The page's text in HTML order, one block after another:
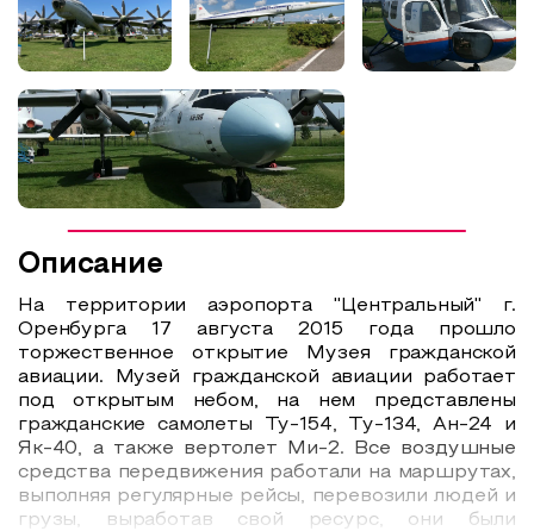
Описание
На территории аэропорта "Центральный" г.
Оренбурга 17 августа 2015 года прошло
торжественное открытие Музея гражданской
авиации. Музей гражданской авиации работает
под открытым небом, на нем представлены
гражданские самолеты Ту-154, Ту-134, Ан-24 и
Як-40, а также вертолет Ми-2. Все воздушные
средства передвижения работали на маршрутах,
выполняя регулярные рейсы, перевозили людей и
грузы, выработав свой ресурс, они были